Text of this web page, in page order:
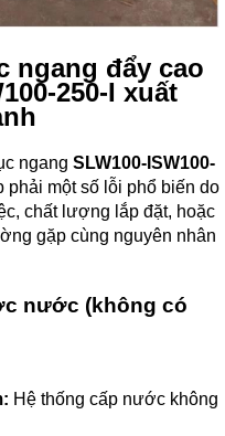
ngang đẩy cao
250-I xuất
ngang SLW100-ISW100-
phải một số lỗi phổ biến do
chất lượng lắp đặt, hoặc
gặp cùng nguyên nhân
nước (không có
Hệ thống cấp nước không